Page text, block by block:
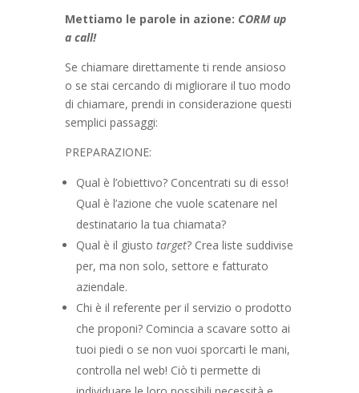
Mettiamo le parole in azione: CORM up
a call!
Se chiamare direttamente ti rende ansioso
o se stai cercando di migliorare il tuo modo
di chiamare, prendi in considerazione questi
semplici passaggi:
PREPARAZIONE:
Qual è l’obiettivo? Concentrati su di esso!
Qual è l’azione che vuole scatenare nel
destinatario la tua chiamata?
Qual è il giusto target? Crea liste suddivise
per, ma non solo, settore e fatturato
aziendale.
Chi è il referente per il servizio o prodotto
che proponi? Comincia a scavare sotto ai
tuoi piedi o se non vuoi sporcarti le mani,
controlla nel web! Ciò ti permette di